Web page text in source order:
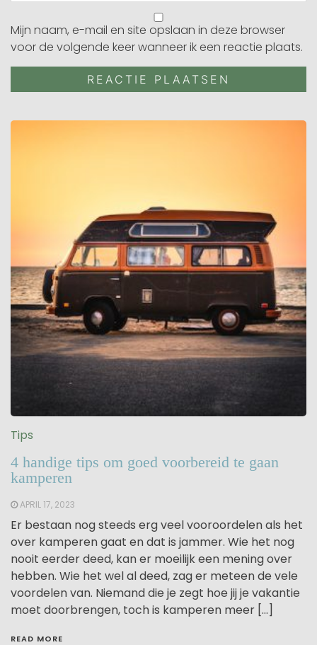
Mijn naam, e-mail en site opslaan in deze browser
voor de volgende keer wanneer ik een reactie plaats.
Tips
4 handige tips om goed voorbereid te gaan
kamperen
APRIL 17, 2023
Er bestaan nog steeds erg veel vooroordelen als het
over kamperen gaat en dat is jammer. Wie het nog
nooit eerder deed, kan er moeilijk een mening over
hebben. Wie het wel al deed, zag er meteen de vele
voordelen van. Niemand die je zegt hoe jij je vakantie
moet doorbrengen, toch is kamperen meer […]
READ MORE